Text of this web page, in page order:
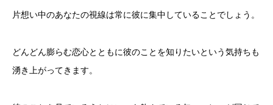
片想い中のあなたの視線は常に彼に集中していることでしょう。
どんどん膨らむ恋心とともに彼のことを知りたいという気持ちも
湧き上がってきます。